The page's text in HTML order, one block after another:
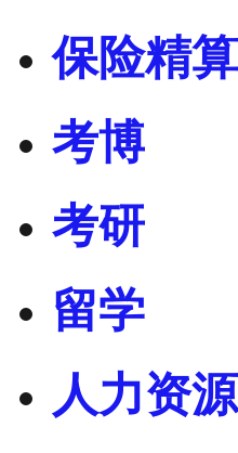
保险精算
考博
考研
留学
人力资